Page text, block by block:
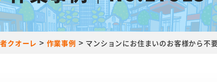
クオーレ > 作業事例 > マンションにお住まいのお客様から不